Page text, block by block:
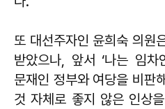
또 대선주자인 윤희숙 의원
받았으나, 앞서 ‘나는 임차
문재인 정부와 여당을 비판
것 자체로 좋지 않은 인상